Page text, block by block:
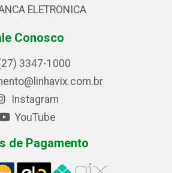
ELETRONICA
Conosco
3347-1000
Instagram
YouTube
de Pagamento